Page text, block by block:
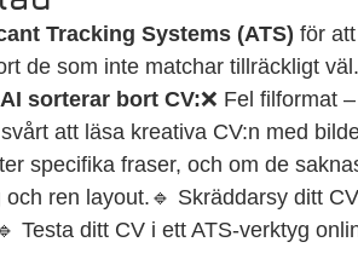
Tracking Systems (ATS) för
de som inte matchar tillräckligt väl.
sorterar bort CV:❌ Fel filformat
att läsa kreativa CV:n med
specifika fraser, och om de
och ren layout.🔹 Skräddarsy ditt
Testa ditt CV i ett ATS-verktyg